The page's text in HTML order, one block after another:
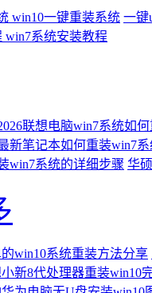
win10一键重装系统 一键
win7系统安装教程
联想电脑win7系统如
新笔记本如何重装win7
win7系统的详细步骤 华
win10系统重装方法分享
新8代处理器重装win10